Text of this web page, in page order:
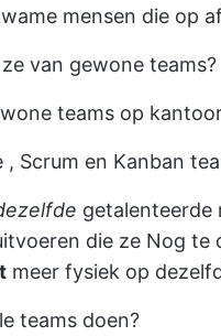
mensen die op
van gewone teams?
teams op
, Scrum en Kanban
getalenteerde
die ze Nog te
meer fysiek op
teams doen?